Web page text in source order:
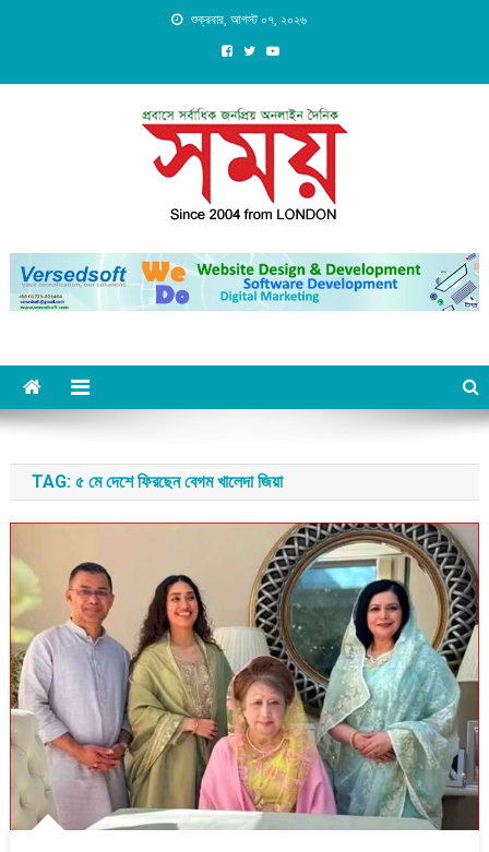
শুক্রবার, আগস্ট ০৭, ২০২৬
Daily Shomoy, Since 2004
from LONDON
TAG: ৫ মে দেশে ফিরছেন বেগম খালেদা জিয়া